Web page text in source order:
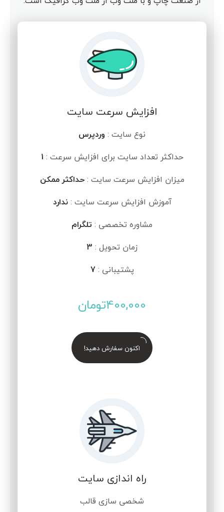
افزایش سرعت سایت
نوع سایت : وردپرس
حداکثر تعداد سایت برای افزایش سرعت : 1
میزان افزایش سرعت سایت :حداکثر ممکن
آموزش افزایش سرعت سایت :ندارد
مشاوره تخصصی : تلگرام
زمان تحویل : 3
پشتیبانی :7
400,000تومان
اکنون سفارش دهید!
راه اندازی سایت
شخصی سازی قالب